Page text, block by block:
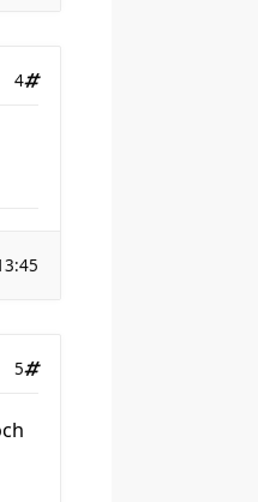
4
5